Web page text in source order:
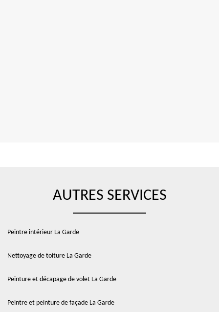
AUTRES SERVICES
Peintre intérieur La Garde
Nettoyage de toiture La Garde
Peinture et décapage de volet La Garde
Peintre et peinture de façade La Garde